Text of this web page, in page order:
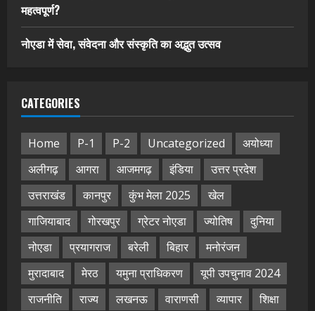
महत्वपूर्ण?
नोएडा में सेवा, संवेदना और संस्कृति का अद्भुत उत्सव
CATEGORIES
Home P-1 P-2 Uncategorized
अयोध्या
अलीगढ़
आगरा आजमगढ़ इंडिया
उत्तर प्रदेश
उत्तराखंड
कानपुर कुंभ मेला 2025
खेल
गाजियाबाद
गोरखपुर ग्रेटर नोएडा ज्योतिष
दुनिया
नोएडा
प्रयागराज बरेली बिहार
मनोरंजन
मुरादाबाद
मेरठ यमुना प्राधिकरण
यूपी उपचुनाव 2024
राजनीति
राज्य लखनऊ वाराणसी व्यापार
शिक्षा